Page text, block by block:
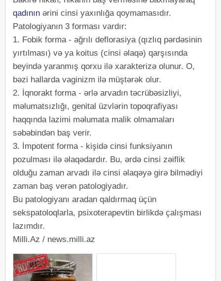
qadının ərini cinsi yaxınlığa qoymamasıdır.
Patologiyanın 3 forması vardır:
1. Fobik forma - ağrılı deflorasiya (qızlıq pərdəsinin
yırtılması) və ya koitus (cinsi əlaqə) qarşısında
beyində yaranmış qorxu ilə xarakterizə olunur. O,
bəzi hallarda vaginizm ilə müştərək olur.
2. İqnorakt forma - ərlə arvadın təcrübəsizliyi,
məlumatsızlığı, genital üzvlərin topoqrafiyası
haqqında lazimi məlumata malik olmamaları
səbəbindən baş verir.
3. İmpotent forma - kişidə cinsi funksiyanın
pozulması ilə əlaqədardır. Bu, ərdə cinsi zəiflik
olduğu zaman arvadı ilə cinsi əlaqəyə girə bilmədiyi
zaman baş verən patologiyadır.
Bu patologiyanı aradan qaldırmaq üçün
sekspatoloqlarla, psixoterapevtin birlikdə çalışması
lazımdır.
Milli.Az / news.milli.az